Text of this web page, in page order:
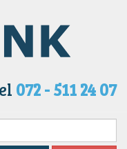
072 - 511 24 07